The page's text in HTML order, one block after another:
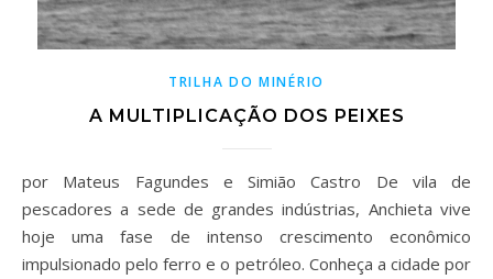
TRILHA DO MINÉRIO
A MULTIPLICAÇÃO DOS PEIXES
por Mateus Fagundes e Simião Castro De vila de
pescadores a sede de grandes indústrias, Anchieta vive
hoje uma fase de intenso crescimento econômico
impulsionado pelo ferro e o petróleo. Conheça a cidade por